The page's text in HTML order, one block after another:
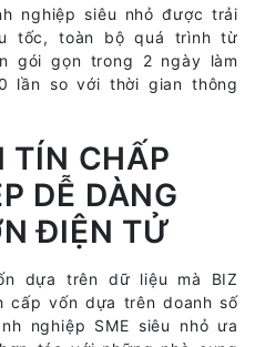
nghiệp siêu nhỏ được trải
tốc, toàn bộ quá trình từ
gói gọn trong 2 ngày làm
lần so với thời gian thông
TÍN CHẤP
DỄ DÀNG
ĐIỆN TỬ
dựa trên dữ liệu mà BIZ
cấp vốn dựa trên doanh số
nghiệp SME siêu nhỏ ưa